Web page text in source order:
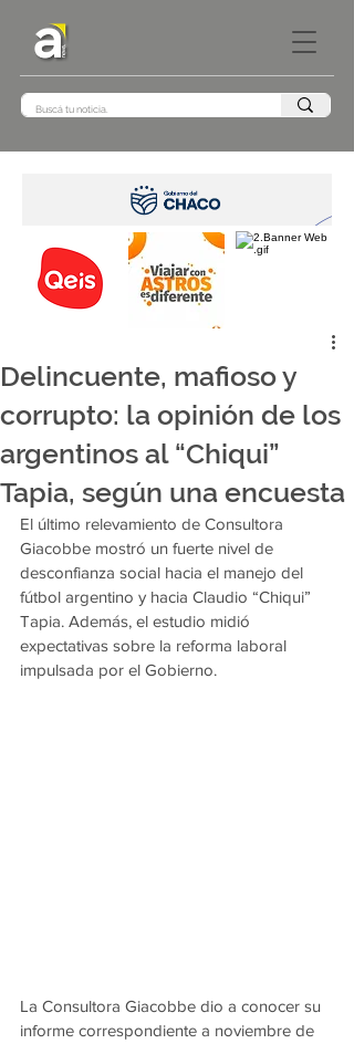
Delincuente, mafioso y
corrupto: la opinión de los
argentinos al “Chiqui”
Tapia, según una encuesta
El último relevamiento de Consultora
Giacobbe mostró un fuerte nivel de
desconfianza social hacia el manejo del
fútbol argentino y hacia Claudio “Chiqui”
Tapia. Además, el estudio midió
expectativas sobre la reforma laboral
impulsada por el Gobierno.
La Consultora Giacobbe dio a conocer su
informe correspondiente a noviembre de